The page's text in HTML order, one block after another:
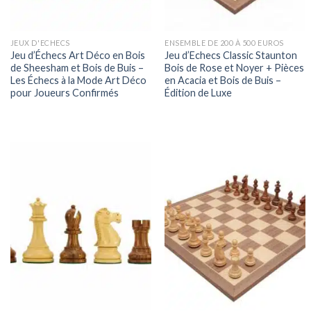
JEUX D'ECHECS
Jeu d’Échecs Art Déco en Bois
de Sheesham et Bois de Buis –
Les Échecs à la Mode Art Déco
pour Joueurs Confirmés
ENSEMBLE DE 200 À 500 EUROS
Jeu d’Echecs Classic Staunton
Bois de Rose et Noyer + Pièces
en Acacia et Bois de Buis –
Édition de Luxe